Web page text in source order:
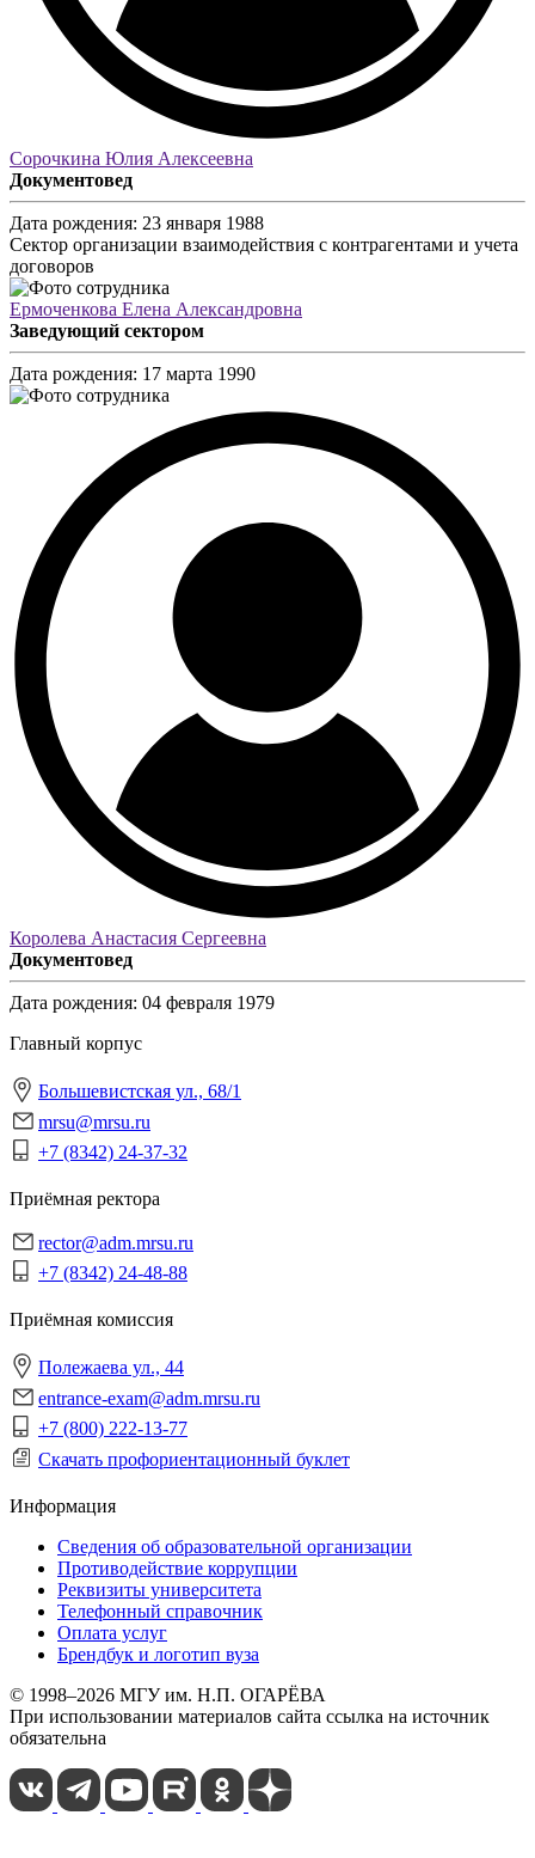
Сорочкина Юлия Алексеевна
Документовед
Дата рождения: 23 января 1988
Сектор организации взаимодействия с контрагентами и учета
договоров
Ермоченкова Елена Александровна
Заведующий сектором
Дата рождения: 17 марта 1990
Королева Анастасия Сергеевна
Документовед
Дата рождения: 04 февраля 1979
Главный корпус
Большевистская ул., 68/1
mrsu@mrsu.ru
+7 (8342) 24-37-32
Приёмная ректора
rector@adm.mrsu.ru
+7 (8342) 24-48-88
Приёмная комиссия
Полежаева ул., 44
entrance-exam@adm.mrsu.ru
+7 (800) 222-13-77
Скачать профориентационный буклет
Информация
Сведения об образовательной организации
Противодействие коррупции
Реквизиты университета
Телефонный справочник
Оплата услуг
Брендбук и логотип вуза
© 1998–2026 МГУ им. Н.П. ОГАРЁВА
При использовании материалов сайта ссылка на источник
обязательна